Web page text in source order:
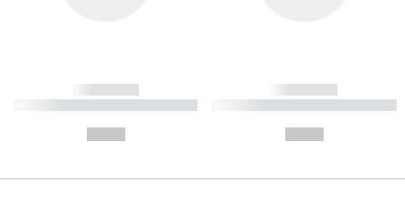
------------
----------- ----------- ----------
------------
----------- ----------- ----------